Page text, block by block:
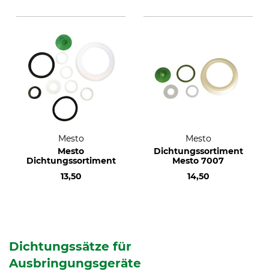
Mesto
Mesto
Dichtungssortiment
13,50
Mesto
Dichtungssortiment
Mesto 7007
14,50
Dichtungssätze für
Ausbringungsgeräte